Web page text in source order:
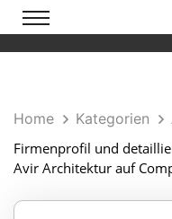
Home Kategorien
Firmenprofil und
Avir Architektur auf